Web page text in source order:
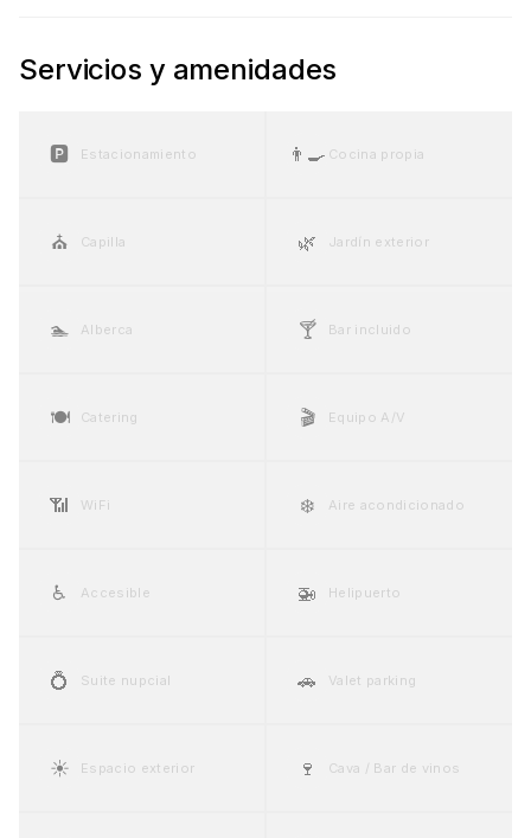
Servicios y amenidades
🅿️ Estacionamiento 👨‍🍳 Cocina propia
⛪ Capilla 🌿 Jardín exterior
🏊 Alberca 🍸 Bar incluido
🍽️ Catering 🎬 Equipo A/V
📶 WiFi ❄️ Aire acondicionado
♿ Accesible 🚁 Helipuerto
💍 Suite nupcial 🚗 Valet parking
☀️ Espacio exterior 🍷 Cava / Bar de vinos